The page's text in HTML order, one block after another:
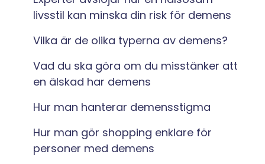
livsstil kan minska din risk för demens
Vilka är de olika typerna av demens?
Vad du ska göra om du misstänker att
en älskad har demens
Hur man hanterar demensstigma
Hur man gör shopping enklare för
personer med demens